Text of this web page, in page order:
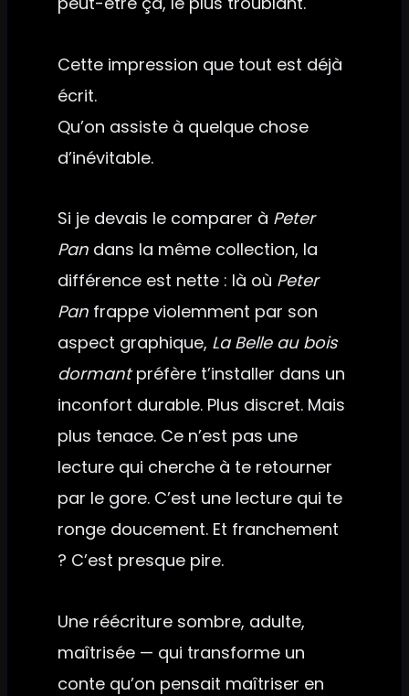
Cette impression que tout est déjà
écrit.
Qu’on assiste à quelque chose
d’inévitable.
Si je devais le comparer à Peter
Pan dans la même collection, la
différence est nette : là où Peter
Pan frappe violemment par son
aspect graphique, La Belle au bois
dormantpréfère t’installer dans un
inconfort durable. Plus discret. Mais
plus tenace. Ce n’est pas une
lecture qui cherche à te retourner
par le gore. C’est une lecture qui te
ronge doucement. Et franchement
? C’est presque pire.
Une réécriture sombre, adulte,
maîtrisée — qui transforme un
conte qu’on pensait maîtriser en